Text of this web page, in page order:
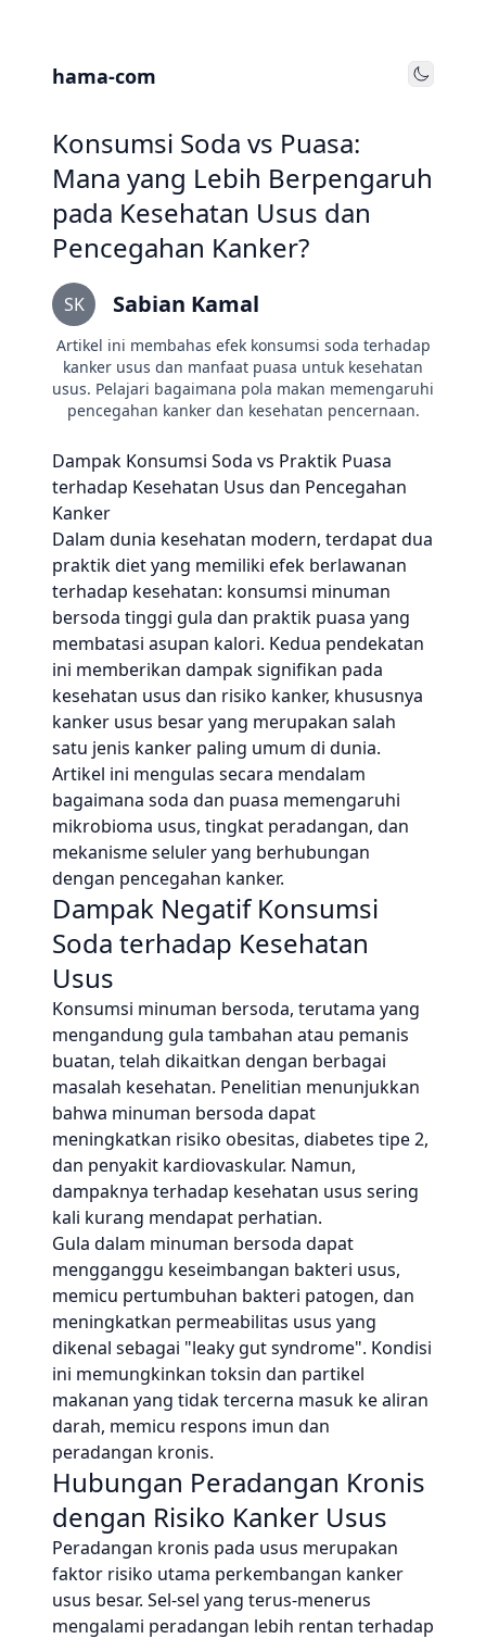
hama-com Toggle
Konsumsi Soda vs Puasa:
Mana yang Lebih Berpengaruh
pada Kesehatan Usus dan
Pencegahan Kanker?
SK Sabian Kamal
Artikel ini membahas efek konsumsi soda terhadap
kanker usus dan manfaat puasa untuk kesehatan
usus. Pelajari bagaimana pola makan memengaruhi
pencegahan kanker dan kesehatan pencernaan.
Dampak Konsumsi Soda vs Praktik Puasa
terhadap Kesehatan Usus dan Pencegahan
Kanker
Dalam dunia kesehatan modern, terdapat dua
praktik diet yang memiliki efek berlawanan
terhadap kesehatan: konsumsi minuman
bersoda tinggi gula dan praktik puasa yang
membatasi asupan kalori. Kedua pendekatan
ini memberikan dampak signifikan pada
kesehatan usus dan risiko kanker, khususnya
kanker usus besar yang merupakan salah
satu jenis kanker paling umum di dunia.
Artikel ini mengulas secara mendalam
bagaimana soda dan puasa memengaruhi
mikrobioma usus, tingkat peradangan, dan
mekanisme seluler yang berhubungan
dengan pencegahan kanker.
Dampak Negatif Konsumsi
Soda terhadap Kesehatan
Usus
Konsumsi minuman bersoda, terutama yang
mengandung gula tambahan atau pemanis
buatan, telah dikaitkan dengan berbagai
masalah kesehatan. Penelitian menunjukkan
bahwa minuman bersoda dapat
meningkatkan risiko obesitas, diabetes tipe 2,
dan penyakit kardiovaskular. Namun,
dampaknya terhadap kesehatan usus sering
kali kurang mendapat perhatian.
Gula dalam minuman bersoda dapat
mengganggu keseimbangan bakteri usus,
memicu pertumbuhan bakteri patogen, dan
meningkatkan permeabilitas usus yang
dikenal sebagai "leaky gut syndrome". Kondisi
ini memungkinkan toksin dan partikel
makanan yang tidak tercerna masuk ke aliran
darah, memicu respons imun dan
peradangan kronis.
Hubungan Peradangan Kronis
dengan Risiko Kanker Usus
Peradangan kronis pada usus merupakan
faktor risiko utama perkembangan kanker
usus besar. Sel-sel yang terus-menerus
mengalami peradangan lebih rentan terhadap